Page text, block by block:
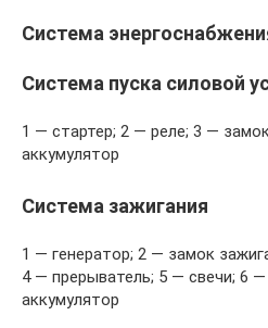
Система
Система пуска силовой
1 — стартер; 2 — реле; 3 —
аккумулятор
Система зажигания
1 — генератор; 2 — замок
4 — прерыватель; 5 — свечи; 6
аккумулятор